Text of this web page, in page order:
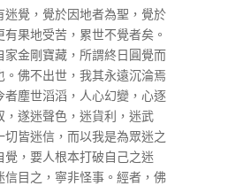
迷覺，覺於因地者為聖，覺於
果地受苦，累世不覺者矣。
家金剛寶藏，所謂終日圓覺而
。佛不出世，我其永遠沉淪焉
者塵世滔滔，人心幻變，心逐
，遂迷聲色，迷貨利，迷武
切皆迷信，而以我是為眾迷之
覺，要人根本打破自己之迷
信目之，寧非怪事。經者，佛